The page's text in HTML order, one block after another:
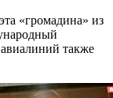
«громадина» из
также